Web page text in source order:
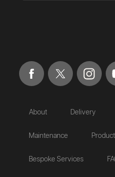
About Delivery
Maintenance
Bespoke Services